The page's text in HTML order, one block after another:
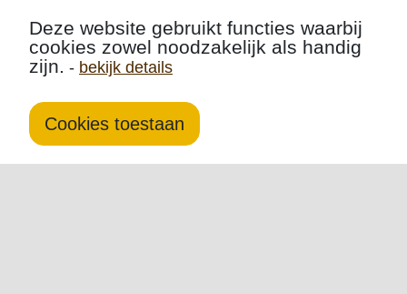
Deze website gebruikt functies waarbij
cookies zowel noodzakelijk als handig
zijn. - bekijk details
Cookies toestaan